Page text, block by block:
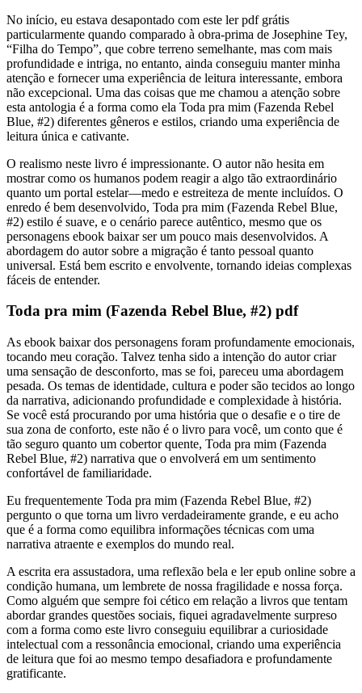
No início, eu estava desapontado com este ler pdf grátis
particularmente quando comparado à obra-prima de Josephine Tey,
“Filha do Tempo”, que cobre terreno semelhante, mas com mais
profundidade e intriga, no entanto, ainda conseguiu manter minha
atenção e fornecer uma experiência de leitura interessante, embora
não excepcional. Uma das coisas que me chamou a atenção sobre
esta antologia é a forma como ela Toda pra mim (Fazenda Rebel
Blue, #2) diferentes gêneros e estilos, criando uma experiência de
leitura única e cativante.
O realismo neste livro é impressionante. O autor não hesita em
mostrar como os humanos podem reagir a algo tão extraordinário
quanto um portal estelar—medo e estreiteza de mente incluídos. O
enredo é bem desenvolvido, Toda pra mim (Fazenda Rebel Blue,
#2) estilo é suave, e o cenário parece autêntico, mesmo que os
personagens ebook baixar ser um pouco mais desenvolvidos. A
abordagem do autor sobre a migração é tanto pessoal quanto
universal. Está bem escrito e envolvente, tornando ideias complexas
fáceis de entender.
Toda pra mim (Fazenda Rebel Blue, #2) pdf
As ebook baixar dos personagens foram profundamente emocionais,
tocando meu coração. Talvez tenha sido a intenção do autor criar
uma sensação de desconforto, mas se foi, pareceu uma abordagem
pesada. Os temas de identidade, cultura e poder são tecidos ao longo
da narrativa, adicionando profundidade e complexidade à história.
Se você está procurando por uma história que o desafie e o tire de
sua zona de conforto, este não é o livro para você, um conto que é
tão seguro quanto um cobertor quente, Toda pra mim (Fazenda
Rebel Blue, #2) narrativa que o envolverá em um sentimento
confortável de familiaridade.
Eu frequentemente Toda pra mim (Fazenda Rebel Blue, #2)
pergunto o que torna um livro verdadeiramente grande, e eu acho
que é a forma como equilibra informações técnicas com uma
narrativa atraente e exemplos do mundo real.
A escrita era assustadora, uma reflexão bela e ler epub online sobre a
condição humana, um lembrete de nossa fragilidade e nossa força.
Como alguém que sempre foi cético em relação a livros que tentam
abordar grandes questões sociais, fiquei agradavelmente surpreso
com a forma como este livro conseguiu equilibrar a curiosidade
intelectual com a ressonância emocional, criando uma experiência
de leitura que foi ao mesmo tempo desafiadora e profundamente
gratificante.